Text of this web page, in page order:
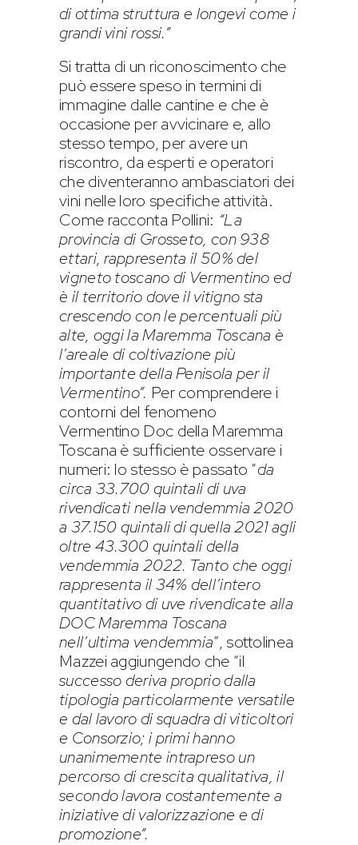
di ottima struttura e longevi come i
grandi vini rossi.”
Si tratta di un riconoscimento che
può essere speso in termini di
immagine dalle cantine e che è
occasione per avvicinare e, allo
stesso tempo, per avere un
riscontro, da esperti e operatori
che diventeranno ambasciatori dei
vini nelle loro specifiche attività.
Come racconta Pollini: “La
provincia di Grosseto, con 938
ettari, rappresenta il 50% del
vigneto toscano di Vermentino ed
è il territorio dove il vitigno sta
crescendo con le percentuali più
alte, oggi la Maremma Toscana è
l’areale di coltivazione più
importante della Penisola per il
Vermentino”. Per comprendere i
contorni del fenomeno
Vermentino Doc della Maremma
Toscana è sufficiente osservare i
numeri: lo stesso è passato “da
circa 33.700 quintali di uva
rivendicati nella vendemmia 2020
a 37.150 quintali di quella 2021 agli
oltre 43.300 quintali della
vendemmia 2022. Tanto che oggi
rappresenta il 34% dell’intero
quantitativo di uve rivendicate alla
DOC Maremma Toscana
nell’ultima vendemmia”, sottolinea
Mazzei aggiungendo che “il
successo deriva proprio dalla
tipologia particolarmente versatile
e dal lavoro di squadra di viticoltori
e Consorzio; i primi hanno
unanimemente intrapreso un
percorso di crescita qualitativa, il
secondo lavora costantemente a
iniziative di valorizzazione e di
promozione”.